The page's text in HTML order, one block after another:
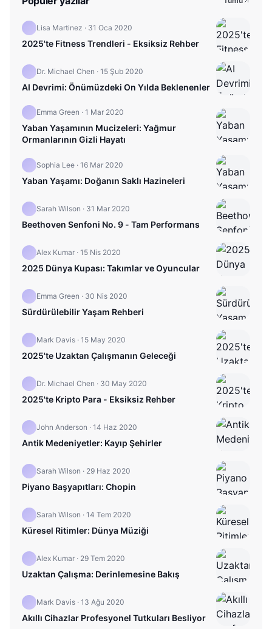
Lisa Martinez · 31 Oca 2020
2025'te Fitness Trendleri - Eksiksiz Rehber
Dr. Michael Chen · 15 Şub 2020
AI Devrimi: Önümüzdeki On Yılda Beklenenler
Emma Green · 1 Mar 2020
Yaban Yaşamının Mucizeleri: Yağmur
Ormanlarının Gizli Hayatı
Sophia Lee · 16 Mar 2020
Yaban Yaşamı: Doğanın Saklı Hazineleri
Sarah Wilson · 31 Mar 2020
Beethoven Senfoni No. 9 - Tam Performans
Alex Kumar · 15 Nis 2020
2025 Dünya Kupası: Takımlar ve Oyuncular
Emma Green · 30 Nis 2020
Sürdürülebilir Yaşam Rehberi
Mark Davis · 15 May 2020
2025'te Uzaktan Çalışmanın Geleceği
Dr. Michael Chen · 30 May 2020
2025'te Kripto Para - Eksiksiz Rehber
John Anderson · 14 Haz 2020
Antik Medeniyetler: Kayıp Şehirler
Sarah Wilson · 29 Haz 2020
Piyano Başyapıtları: Chopin
Sarah Wilson · 14 Tem 2020
Küresel Ritimler: Dünya Müziği
Alex Kumar · 29 Tem 2020
Uzaktan Çalışma: Derinlemesine Bakış
Mark Davis · 13 Ağu 2020
Akıllı Cihazlar Profesyonel Tutkuları Besliyor